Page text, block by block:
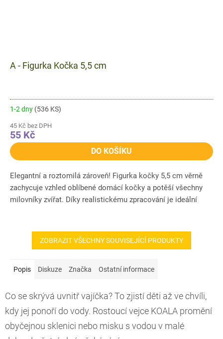
A - Figurka Kočka 5,5 cm
1-2 dny (536 KS)
45 Kč bez DPH
55 Kč
DO KOŠÍKU
Elegantní a roztomilá zároveň! Figurka kočky 5,5 cm věrně
zachycuje vzhled oblíbené domácí kočky a potěší všechny
milovníky zvířat. Díky realistickému zpracování je ideální
ZOBRAZIT VŠECHNY SOUVISEJÍCÍ PRODUKTY
Popis Diskuze Značka Ostatní informace
Co se skrývá uvnitř vajíčka? To zjistí děti až ve chvíli,
kdy jej ponoří do vody. Rostoucí vejce KOALA promění
obyčejnou sklenici nebo misku s vodou v malé